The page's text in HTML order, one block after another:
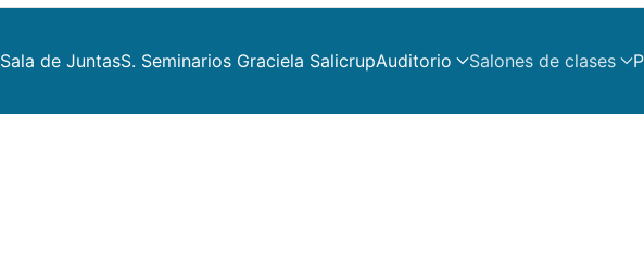
Sala de JuntasS. Seminarios Graciela SalicrupAuditorio Salones de clases